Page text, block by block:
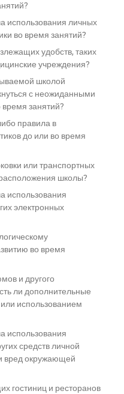
использования личных
во время занятий?
удобств, таких
учреждения?
школой
с неожиданными
занятий?
правила в
до или во время
или транспортных
школы?
использования
электронных
во время
и другого
ли дополнительные
использованием
использования
средств личной
вред окружающей
гостиниц и ресторанов